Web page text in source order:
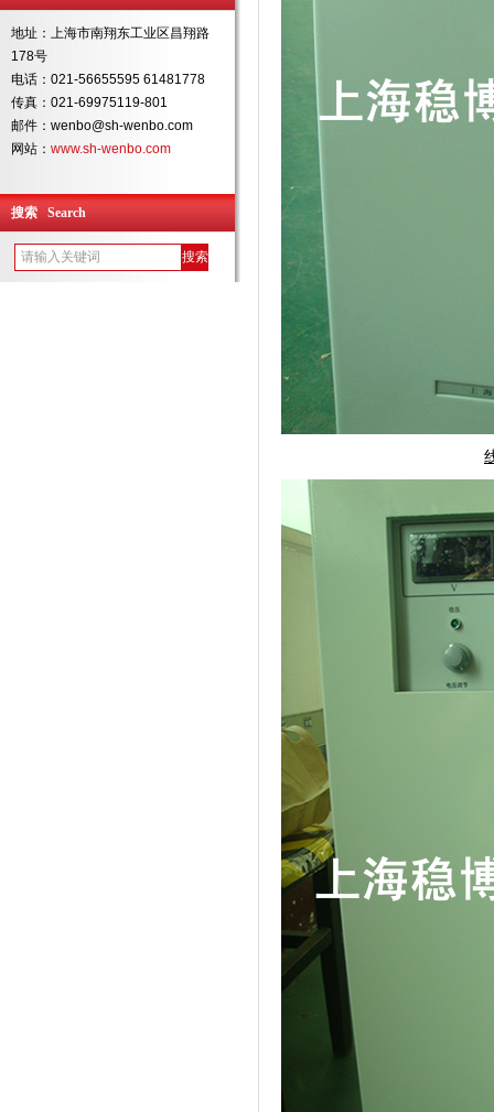
地址：上海市南翔东工业区昌翔路
178号
电话：021-56655595 61481778
传真：021-69975119-801
邮件：wenbo@sh-wenbo.com
网站： www.sh-wenbo.com
搜索 Search